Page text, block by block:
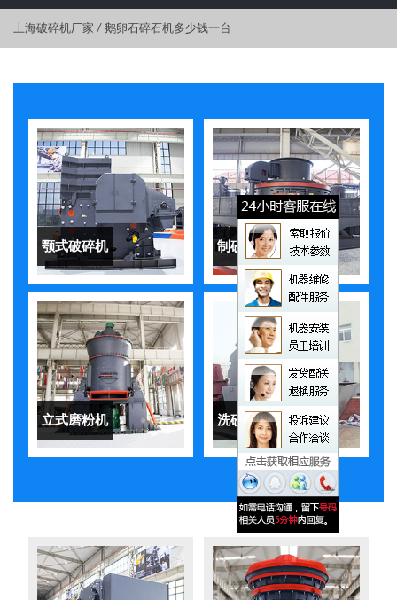
上海破碎机厂家 / 鹅卵石碎石机多少钱一台
颚式破碎机 制砂机
立式磨粉机 洗砂机